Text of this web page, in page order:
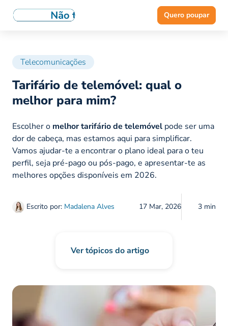
Quero poupar
Telecomunicações
Tarifário de telemóvel: qual o
melhor para mim?
Escrito por: Madalena Alves 17 Mar, 2026 3 min
Escolher o melhor tarifário de telemóvel pode ser uma
dor de cabeça, mas estamos aqui para simplificar.
Vamos ajudar-te a encontrar o plano ideal para o teu
perfil, seja pré-pago ou pós-pago, e apresentar-te as
melhores opções disponíveis em 2026.
Ver tópicos do artigo